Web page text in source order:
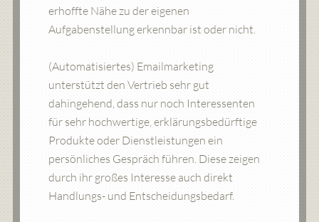
erhoffte Nähe zu der eigenen
Aufgabenstellung erkennbar ist oder nicht.
(Automatisiertes) Emailmarketing
unterstützt den Vertrieb sehr gut
dahingehend, dass nur noch Interessenten
für sehr hochwertige, erklärungsbedürftige
Produkte oder Dienstleistungen ein
persönliches Gespräch führen. Diese zeigen
durch ihr großes Interesse auch direkt
Handlungs- und Entscheidungsbedarf.